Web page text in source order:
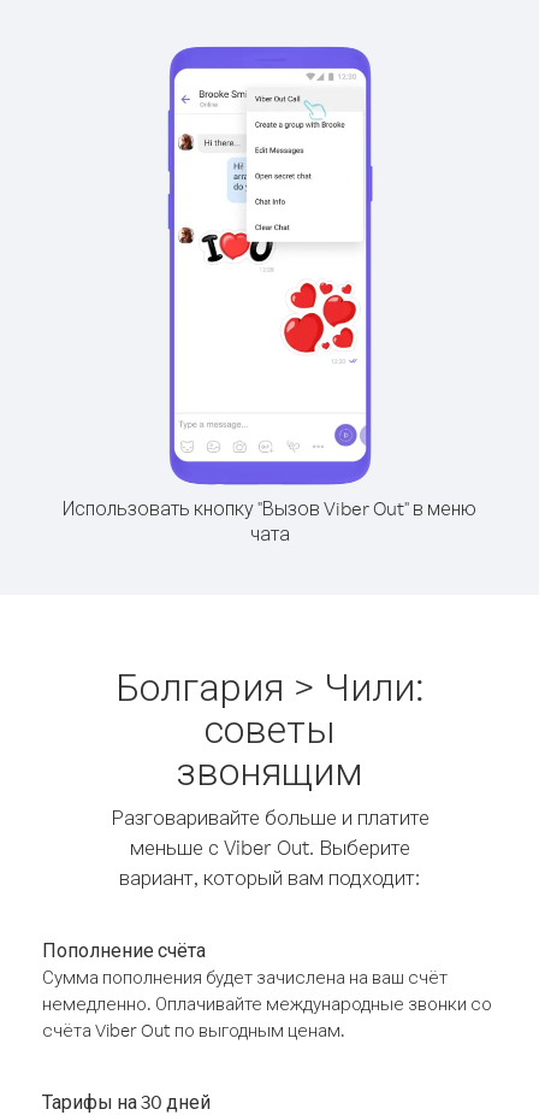
Использовать кнопку "Вызов Viber Out" в меню
чата
Болгария > Чили:
советы
звонящим
Разговаривайте больше и платите
меньше с Viber Out. Выберите
вариант, который вам подходит:
Пополнение счёта
Сумма пополнения будет зачислена на ваш счёт
немедленно. Оплачивайте международные звонки со
счёта Viber Out по выгодным ценам.
Тарифы на 30 дней